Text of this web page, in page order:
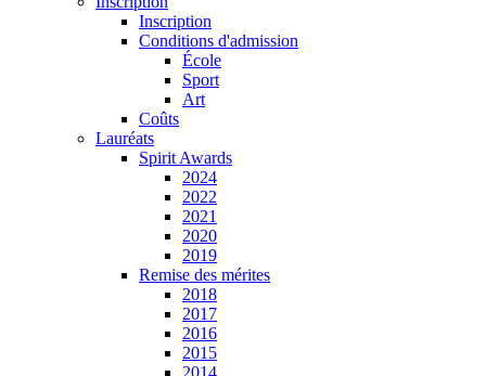
Inscription
Conditions d'admission
École
Sport
Art
Coûts
Lauréats
Spirit Awards
2024
2022
2021
2020
2019
Remise des mérites
2018
2017
2016
2015